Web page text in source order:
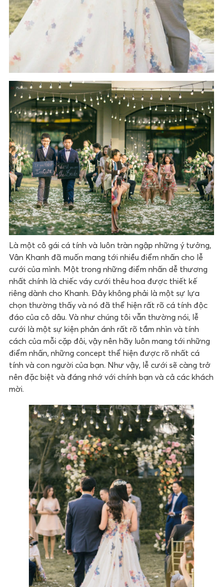
Là một cô gái cá tính và luôn tràn ngập những ý tưởng,
Vân Khanh đã muốn mang tới nhiều điểm nhấn cho lễ
cưới của mình. Một trong những điểm nhấn dễ thương
nhất chính là chiếc váy cưới thêu hoa được thiết kế
riêng dành cho Khanh. Đây không phải là một sự lựa
chọn thường thấy và nó đã thể hiện rất rõ cá tính độc
đáo của cô dâu. Và như chúng tôi vẫn thường nói, lễ
cưới là một sự kiện phản ánh rất rõ tầm nhìn và tính
cách của mỗi cặp đôi, vậy nên hãy luôn mang tới những
điểm nhấn, những concept thể hiện được rõ nhất cá
tính và con người của bạn. Như vậy, lễ cưới sẽ càng trở
nên đặc biệt và đáng nhớ với chính bạn và cả các khách
mời.